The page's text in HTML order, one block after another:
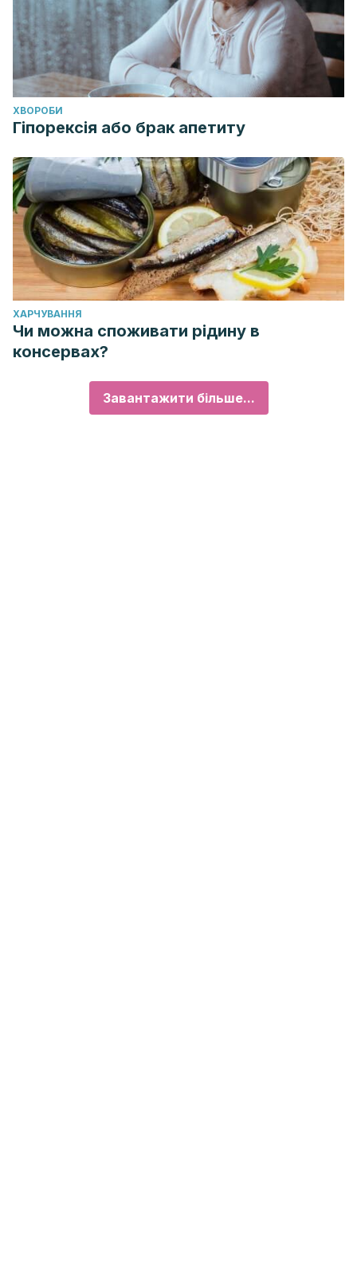
ХВОРОБИ
Гіпорексія або брак апетиту
ХАРЧУВАННЯ
Чи можна споживати рідину в
консервах?
Завантажити більше...